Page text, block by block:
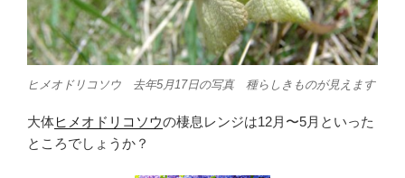
ヒメオドリコソウ 去年5月17日の写真 種らしきものが見えます
大体ヒメオドリコソウの棲息レンジは12月〜5月といった
ところでしょうか？